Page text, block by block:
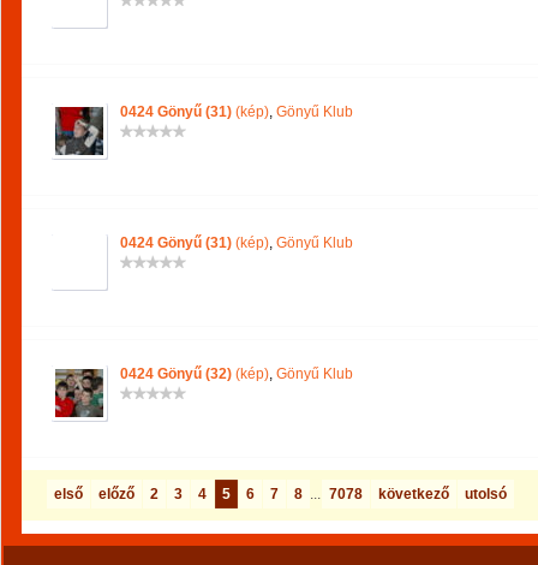
0424 Gönyű (31) (kép), Gönyű Klub
0424 Gönyű (31) (kép), Gönyű Klub
0424 Gönyű (32) (kép), Gönyű Klub
első előző 2 3 4 5 6 7 8 ... 7078 következő utolsó